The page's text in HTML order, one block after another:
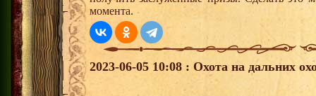
момента.
2023-06-05 10:08 : Охота на дальних